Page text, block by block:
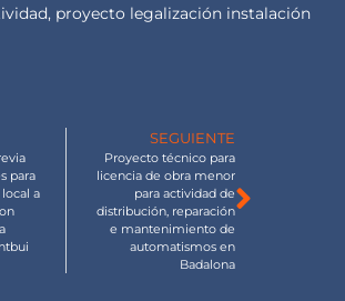
, proyecto legalización instalación
para
a
SEGUIENTE
Proyecto técnico para
licencia de obra menor
para actividad de
distribución, reparación
e mantenimiento de
automatismos en
Badalona